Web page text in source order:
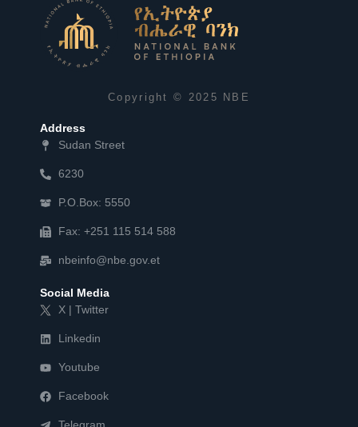
Copyright © 2025 NBE
Address
Sudan Street
6230
P.O.Box: 5550
Fax: +251 115 514 588
nbeinfo@nbe.gov.et
Social Media
X | Twitter
Linkedin
Youtube
Facebook